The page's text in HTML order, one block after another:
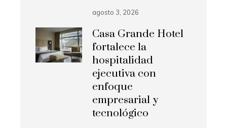
agosto 3, 2026
Casa Grande Hotel
fortalece la
hospitalidad
ejecutiva con
enfoque
empresarial y
tecnológico